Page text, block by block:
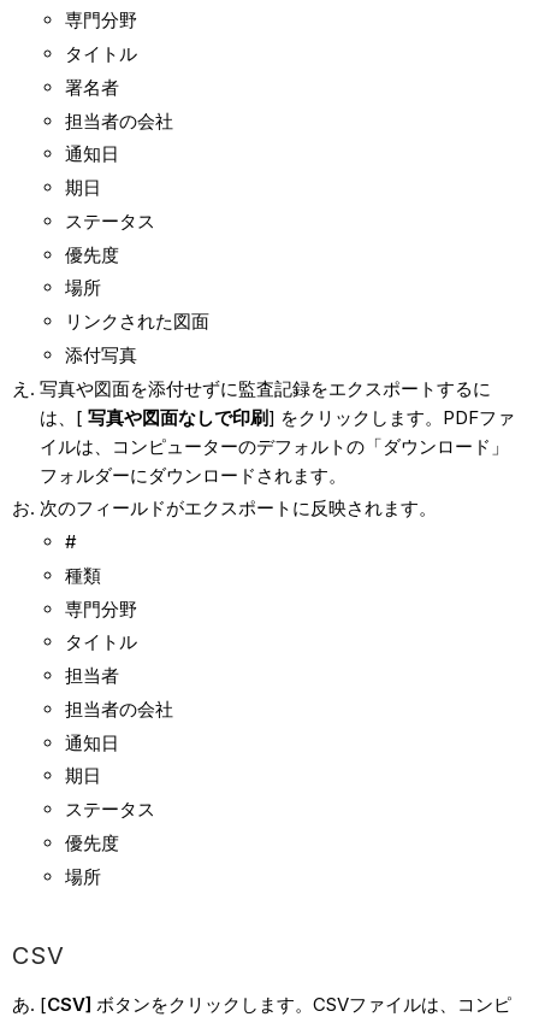
専門分野
タイトル
署名者
担当者の会社
通知日
期日
ステータス
優先度
場所
リンクされた図面
添付写真
写真や図面を添付せずに監査記録をエクスポートするに
は、[ 写真や図面なしで印刷] をクリックします。PDFファ
イルは、コンピューターのデフォルトの「ダウンロード」
フォルダーにダウンロードされます。
次のフィールドがエクスポートに反映されます。
#
種類
専門分野
タイトル
担当者
担当者の会社
通知日
期日
ステータス
優先度
場所
CSV
[CSV] ボタンをクリックします。CSVファイルは、コンピ